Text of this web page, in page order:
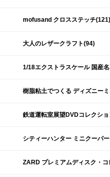
mofusand クロスステッチ(121)
大人のレザークラフト(94)
1/18エクストラスケール 国産
樹脂粘土でつくる ディズニー
鉄道運転室展望DVDコレクシ
シティーハンター ミニクーパ
ZARD プレミアムディスク・